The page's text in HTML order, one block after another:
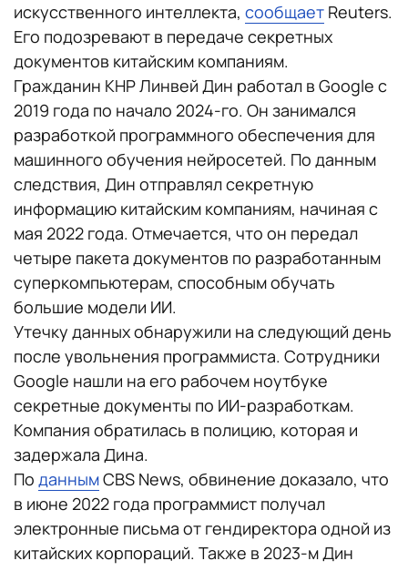
искусственного интеллекта, сообщает Reuters.
Его подозревают в передаче секретных
документов китайским компаниям.
Гражданин КНР Линвей Дин работал в Google с
2019 года по начало 2024-го. Он занимался
разработкой программного обеспечения для
машинного обучения нейросетей. По данным
следствия, Дин отправлял секретную
информацию китайским компаниям, начиная с
мая 2022 года. Отмечается, что он передал
четыре пакета документов по разработанным
суперкомпьютерам, способным обучать
большие модели ИИ.
Утечку данных обнаружили на следующий день
после увольнения программиста. Сотрудники
Google нашли на его рабочем ноутбуке
секретные документы по ИИ-разработкам.
Компания обратилась в полицию, которая и
задержала Дина.
По даннымCBS News, обвинение доказало, что
в июне 2022 года программист получал
электронные письма от гендиректора одной из
китайских корпораций. Также в 2023-м Дин